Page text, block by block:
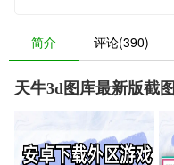
简介 评论(390)
天牛3d图库最新版截图